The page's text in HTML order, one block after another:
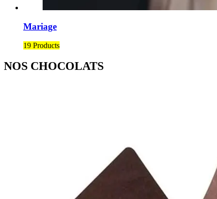
Mariage
19 Products
NOS CHOCOLATS